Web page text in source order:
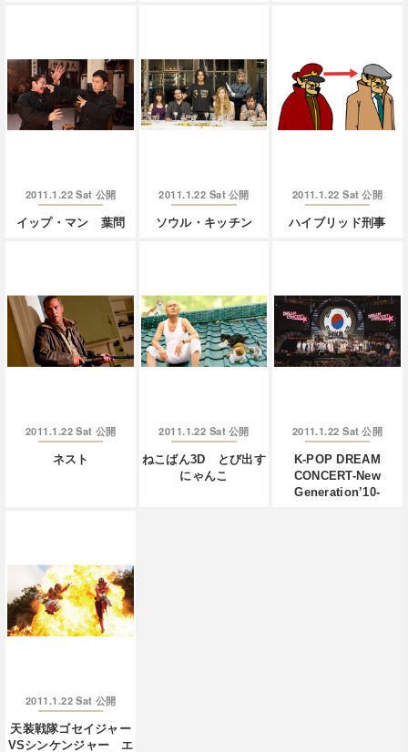
2011.1.22 Sat 公開
イップ・マン 葉問
2011.1.22 Sat 公開
ソウル・キッチン
2011.1.22 Sat 公開
ハイブリッド刑事
2011.1.22 Sat 公開
ネスト
2011.1.22 Sat 公開
ねこばん3D とび出す
にゃんこ
2011.1.22 Sat 公開
K-POP DREAM
CONCERT-New
Generation’10-
2011.1.22 Sat 公開
天装戦隊ゴセイジャー
VSシンケンジャー エ